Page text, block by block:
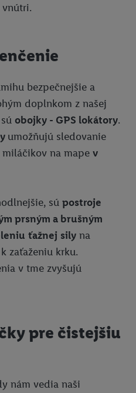
bezpečnejšie a
doplnkom z našej
obojky - GPS lokátory.
umožňujú sledovanie
na mape v
sú postroje
prsným a brušným
ťažnej sily na
zaťaženiu krku.
v tme zvyšujú
pre čistejšiu
nám vedia naši